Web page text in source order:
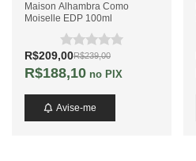
Maison Alhambra Como
Moiselle EDP 100ml
R$209,00R$239,00
R$188,10 no PIX
Avise-me